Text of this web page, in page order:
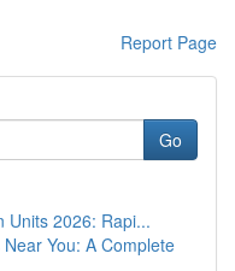
Report Page
Go
Units 2026: Rapi...
You: A Complete